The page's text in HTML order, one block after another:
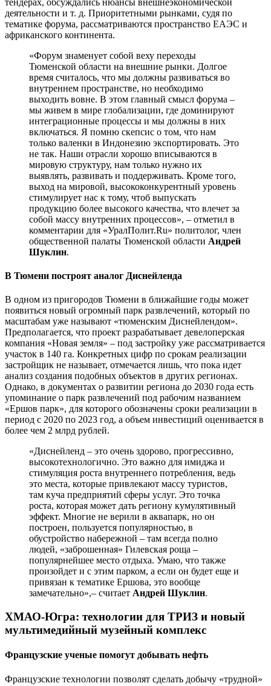
деятельности и т. д. Приоритетными рынками, судя по
тематике форума, рассматриваются пространство ЕАЭС и
африканского континента.
«Форум знаменует собой веху переходы
Тюменской области на внешние рынки. Долгое
время считалось, что мы должны развиваться во
внутреннем пространстве, но необходимо
выходить вовне. В этом главный смысл форума –
мы живем в мире глобализации, где доминируют
интеграционные процессы и мы должны в них
включаться. Я помню скепсис о том, что нам
только валенки в Индонезию экспортировать. Это
не так. Наши отрасли хорошо вписываются в
мировую структуру, нам только нужно их
выявлять, развивать и поддерживать. Кроме того,
выход на мировой, высококонкурентный уровень
стимулирует нас к тому, чтоб выпускать
продукцию более высокого качества, что влечет за
собой массу внутренних процессов», – отметил в
комментарии для «УралПолит.Ru» политолог, член
общественной палаты Тюменской области Андрей
Шуклин.
В Тюмени построят аналог Диснейленда
В одном из пригородов Тюмени в ближайшие годы может
появиться новый огромный парк развлечений, который по
масштабам уже называют «тюменским Диснейлендом».
Предполагается, что проект разрабатывает девелоперская
компания «Новая земля» – под застройку уже рассматривается
участок в 140 га. Конкретных цифр по срокам реализации
застройщик не называет, отмечается лишь, что пока идет
анализ создания подобных объектов в других регионах.
Однако, в документах о развитии региона до 2030 года есть
упоминание о парк развлечений под рабочим названием
«Ершов парк», для которого обозначены сроки реализации в
период с 2020 по 2023 год, а объем инвестиций оценивается в
более чем 2 млрд рублей.
«Диснейленд – это очень здорово, прогрессивно,
высокотехнологично. Это важно для имиджа и
стимуляция роста внутреннего потребления, ведь
это места, которые привлекают массу туристов,
там куча предприятий сферы услуг. Это точка
роста, которая может дать региону кумулятивный
эффект. Многие не верили в аквапарк, но он
построен, пользуется популярностью, в
обустройство набережной – там всегда полно
людей, «заброшенная» Гилевская роща –
популярнейшее место отдыха. Умаю, что также
произойдет и с этим парком, а если он будет еще и
привязан к тематике Ершова, это вообще
замечательно»,– считает Андрей Шуклин.
ХМАО-Югра: технологии для ТРИЗ и новый
мультимедийный музейный комплекс
Французские ученые помогут добывать нефть
Французские технологии позволят сделать добычу «трудной»